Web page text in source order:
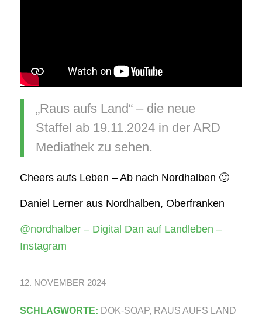
„Raus aufs Land“ – die neue
Staffel ab 19.11.2024 in der ARD
Mediathek zu sehen.
Cheers aufs Leben – Ab nach Nordhalben 🙂
Daniel Lerner aus Nordhalben, Oberfranken
@nordhalber – Digital Dan auf Landleben –
Instagram
12. NOVEMBER 2024
SCHLAGWORTE: DOK-SOAP, RAUS AUFS LAND